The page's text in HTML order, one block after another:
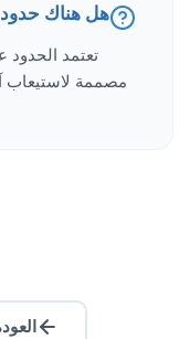
هل هناك حدود
تعتمد الحدود
مصممة لاستيعاب